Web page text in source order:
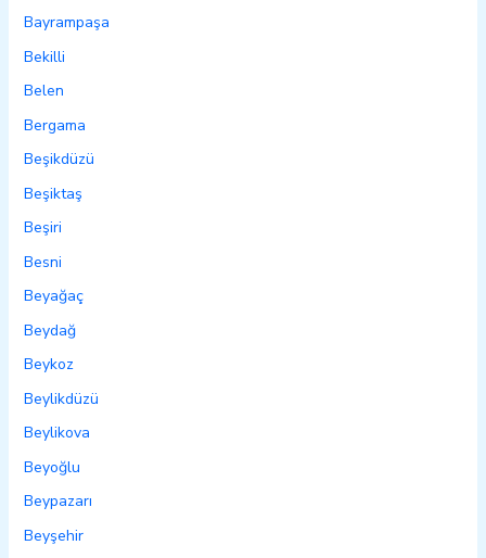
Bayrampaşa
Bekilli
Belen
Bergama
Beşikdüzü
Beşiktaş
Beşiri
Besni
Beyağaç
Beydağ
Beykoz
Beylikdüzü
Beylikova
Beyoğlu
Beypazarı
Beyşehir